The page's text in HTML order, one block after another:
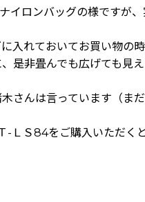
イロンバッグの様ですが
入れておいてお買い物の
是非畳んでも広げても見
さんは言っています（ま
-ＬＳ84をご購入いただく